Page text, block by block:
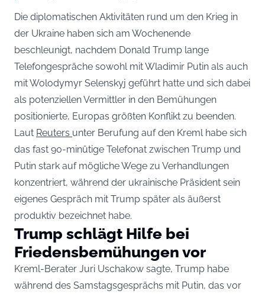
Die diplomatischen Aktivitäten rund um den Krieg in
der Ukraine haben sich am Wochenende
beschleunigt, nachdem Donald Trump lange
Telefongespräche sowohl mit Wladimir Putin als auch
mit Wolodymyr Selenskyj geführt hatte und sich dabei
als potenziellen Vermittler in den Bemühungen
positionierte, Europas größten Konflikt zu beenden.
Laut Reuters unter Berufung auf den Kreml habe sich
das fast 90-minütige Telefonat zwischen Trump und
Putin stark auf mögliche Wege zu Verhandlungen
konzentriert, während der ukrainische Präsident sein
eigenes Gespräch mit Trump später als äußerst
produktiv bezeichnet habe.
Trump schlägt Hilfe bei
Friedensbemühungen vor
Kreml-Berater Juri Uschakow sagte, Trump habe
während des Samstagsgesprächs mit Putin, das vor